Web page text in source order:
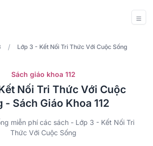
/ Lớp 3 - Kết Nối Tri Thức Với Cuộc Sống
Sách giáo khoa 112
Nối Tri Thức Với Cuộc
- Sách Giáo Khoa 112
miễn phí các sách - Lớp 3 - Kết Nối Tri
Thức Với Cuộc Sống